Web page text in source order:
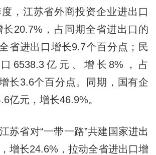
，江苏省外商投资企业进出口
长20.7%，占同期全省进出口的
省进出口增长9.7个百分点；民
6538.3亿元、增长8%，占
长3.6个百分点。同期，国有企
亿元，增长46.9%。
省对“一带一路”共建国家进出
增长24.6%，拉动全省进出口增